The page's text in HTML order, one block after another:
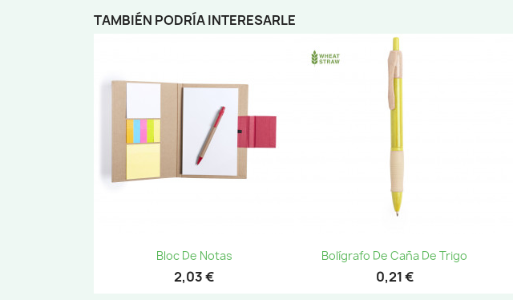
TAMBIÉN PODRÍA INTERESARLE
Bloc De Notas
2,03 €
Vista rápida Bolígrafo De Caña De Trigo
0,21 €
Vista rápida